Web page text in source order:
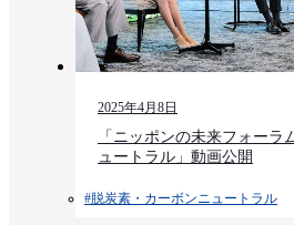
2025年4月8日
「ニッポンの未来フォーラ
ュートラル」動画公開
#脱炭素・カーボンニュートラル